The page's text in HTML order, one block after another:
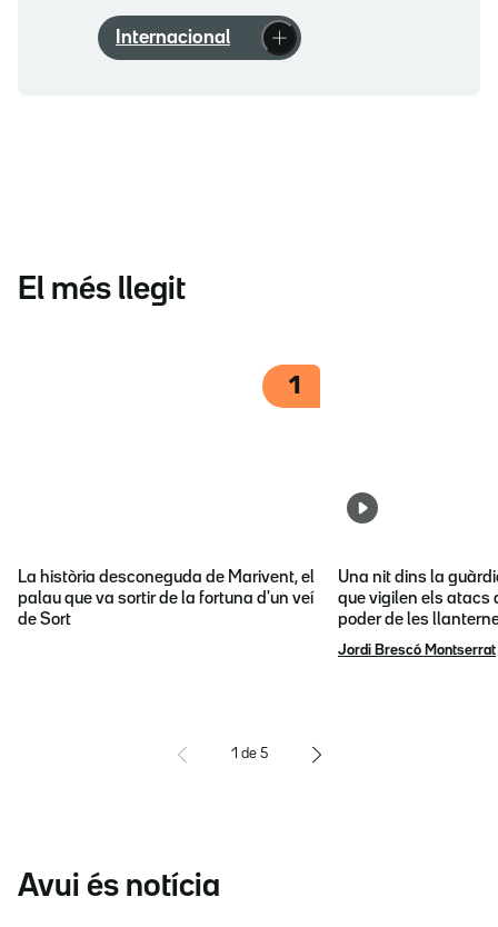
Internacional
El més llegit
1
La història desconeguda de Marivent, el
palau que va sortir de la fortuna d'un veí
de Sort
Una nit dins la
que vigilen els atacs
poder de les
Jordi Brescó Montserrat
1 de 5
Avui és notícia